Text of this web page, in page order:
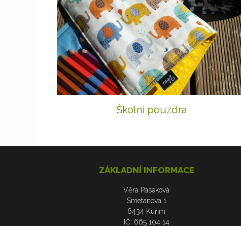
Školní pouzdra
ZÁKLADNÍ INFORMACE
Věra Paseková
Smetanova 1
6434 Kuřim
IČ: 665 104 14